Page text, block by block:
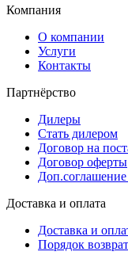
Компания
О компании
Услуги
Контакты
Партнёрство
Дилеры
Стать дилером
Договор на
Договор оферты
Доставка и оплата
Доставка и
Порядок